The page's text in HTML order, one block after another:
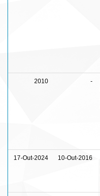
2010 -
17-Out-2024 10-Out-2016